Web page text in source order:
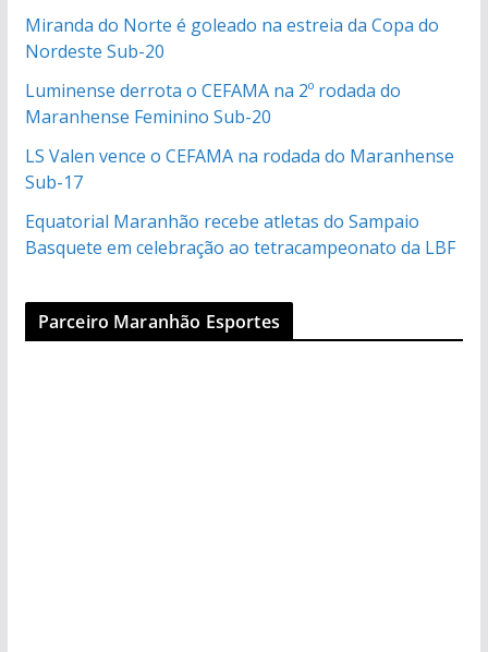
Miranda do Norte é goleado na estreia da Copa do
Nordeste Sub-20
Luminense derrota o CEFAMA na 2º rodada do
Maranhense Feminino Sub-20
LS Valen vence o CEFAMA na rodada do Maranhense
Sub-17
Equatorial Maranhão recebe atletas do Sampaio
Basquete em celebração ao tetracampeonato da LBF
Parceiro Maranhão Esportes